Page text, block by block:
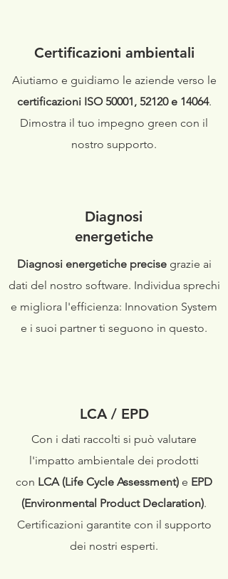
Certificazioni ambientali
Aiutiamo e guidiamo le aziende verso le
certificazioni ISO 50001, 52120 e 14064.
Dimostra il tuo impegno green con il
nostro supporto.
Diagnosi
energetiche
Diagnosi energetiche precisegrazie ai
dati del nostro software. Individua sprechi
e migliora l'efficienza: Innovation System
e i suoi partner ti seguono in questo.
LCA / EPD
Con i dati raccolti si può valutare
l'impatto ambientale dei prodotti
con LCA (Life Cycle Assessment) e EPD
(Environmental Product Declaration).
Certificazioni garantite con il supporto
dei nostri esperti.